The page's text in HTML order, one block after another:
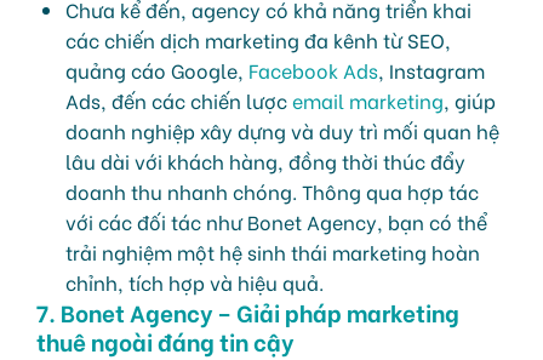
Chưa kể đến, agency có khả năng triển khai
các chiến dịch marketing đa kênh từ SEO,
quảng cáo Google, Facebook Ads, Instagram
Ads, đến các chiến lượcemail marketing, giúp
doanh nghiệp xây dựng và duy trì mối quan hệ
lâu dài với khách hàng, đồng thời thúc đẩy
doanh thu nhanh chóng. Thông qua hợp tác
với các đối tác như Bonet Agency, bạn có thể
trải nghiệm một hệ sinh thái marketing hoàn
chỉnh, tích hợp và hiệu quả.
7. Bonet Agency – Giải pháp marketing
thuê ngoài đáng tin cậy